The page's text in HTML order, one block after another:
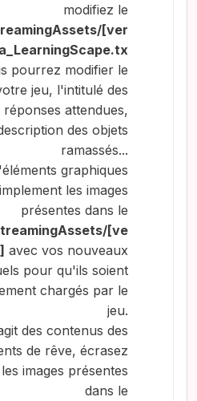
modifiez le
[ver
pourrez modifier le
jeu, l'intitulé des
attendues,
des objets
ramassés...
graphiques
les images
présentes dans le
[ve
avec vos nouveaux
pour qu'ils soient
chargés par le
jeu.
des contenus des
de rêve, écrasez
images présentes
dans le